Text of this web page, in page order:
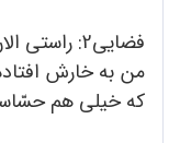
فضایی2:
من به خارش
که خیلی هم